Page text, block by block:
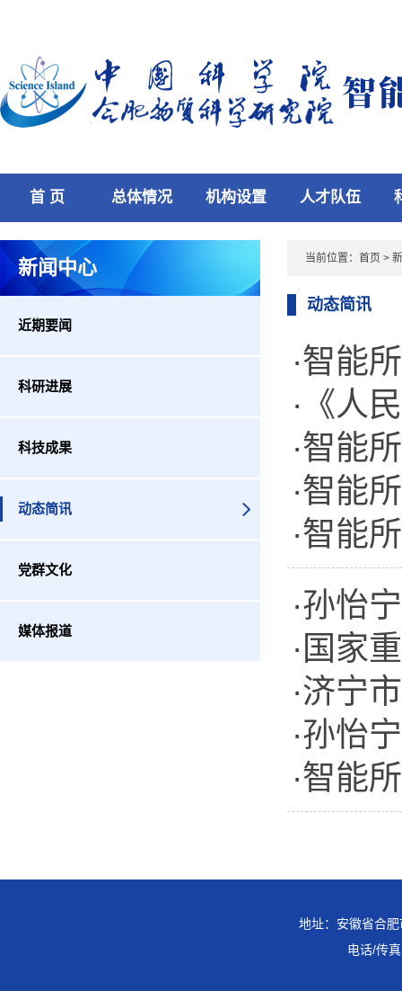
首 页 总体情况 机构设置 人才队伍
新闻中心
近期要闻
科研进展
科技成果
动态简讯
党群文化
媒体报道
当前位置： 首页 >
动态简讯
·智能
年度
·《人
态自
·智能
·智能
学校
·智能
课程
·孙怡
员
·国家
织现场
·济宁
·孙怡
演讲
·智能
地址：安徽省合
电话/传